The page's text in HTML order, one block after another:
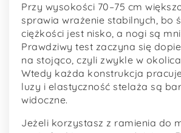
Przy wysokości 70–75 cm
sprawia wrażenie stabilnych, bo
ciężkości jest nisko, a nogi są
Prawdziwy test zaczyna się
na stojąco, czyli zwykle w
Wtedy każda konstrukcja
luzy i elastyczność stelaża są
widoczne.
Jeżeli korzystasz z ramienia do